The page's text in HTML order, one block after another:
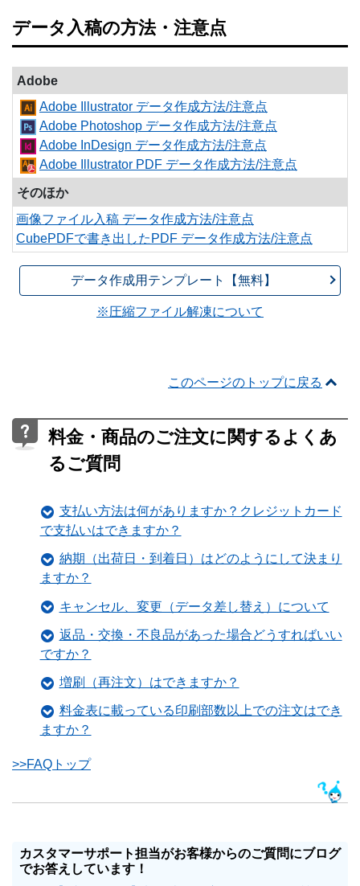
データ入稿の方法・注意点
Adobe
Adobe Illustrator データ作成方法/注意点
Adobe Photoshop データ作成方法/注意点
Adobe InDesign データ作成方法/注意点
Adobe Illustrator PDF データ作成方法/注意点
そのほか
画像ファイル入稿 データ作成方法/注意点
CubePDFで書き出したPDF データ作成方法/注意点
データ作成用テンプレート【無料】
※圧縮ファイル解凍について
このページのトップに戻る
料金・商品のご注文に関するよくあ
るご質問
支払い方法は何がありますか？クレジットカード
で支払いはできますか？
納期（出荷日・到着日）はどのようにして決まり
ますか？
キャンセル、変更（データ差し替え）について
返品・交換・不良品があった場合どうすればいい
ですか？
増刷（再注文）はできますか？
料金表に載っている印刷部数以上での注文はでき
ますか？
>>FAQトップ
カスタマーサポート担当がお客様からのご質問にブログ
でお答えしています！